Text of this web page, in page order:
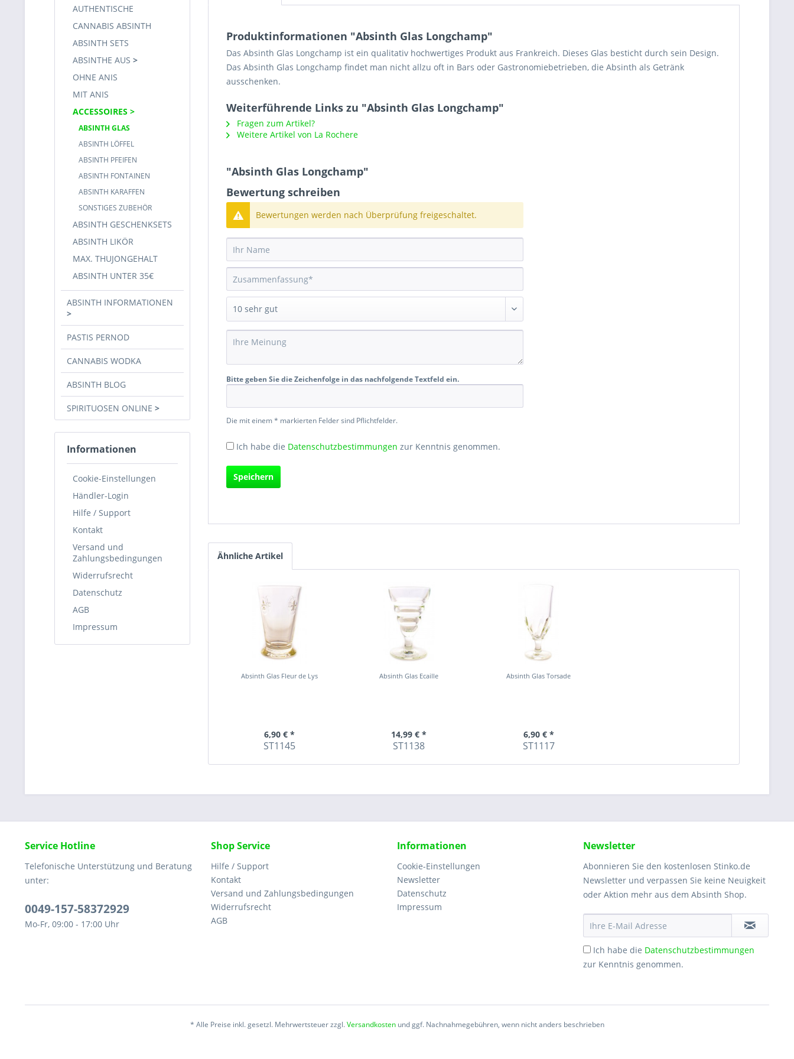
AUTHENTISCHE
CANNABIS ABSINTH
ABSINTH SETS
ABSINTHE AUS
OHNE ANIS
MIT ANIS
ACCESSOIRES
ABSINTH GLAS
ABSINTH LÖFFEL
ABSINTH PFEIFEN
ABSINTH FONTAINEN
ABSINTH KARAFFEN
SONSTIGES ZUBEHÖR
ABSINTH GESCHENKSETS
ABSINTH LIKÖR
MAX. THUJONGEHALT
ABSINTH UNTER 35€
ABSINTH INFORMATIONEN
PASTIS PERNOD
CANNABIS WODKA
ABSINTH BLOG
SPIRITUOSEN ONLINE
Informationen
Cookie-Einstellungen
Händler-Login
Hilfe / Support
Kontakt
Versand und
Zahlungsbedingungen
Widerrufsrecht
Datenschutz
AGB
Impressum
Produktinformationen "Absinth Glas Longchamp"
Das Absinth Glas Longchamp ist ein qualitativ hochwertiges Produkt aus Frankreich. Dieses Glas besticht durch sein Design.
Das Absinth Glas Longchamp findet man nicht allzu oft in Bars oder Gastronomiebetrieben, die Absinth als Getränk
ausschenken.
Weiterführende Links zu "Absinth Glas Longchamp"
Fragen zum Artikel?
Weitere Artikel von La Rochere
"Absinth Glas Longchamp"
Bewertung schreiben
Bewertungen werden nach Überprüfung freigeschaltet.
Bitte geben Sie die Zeichenfolge in das nachfolgende Textfeld ein.
Die mit einem * markierten Felder sind Pflichtfelder.
Ich habe die Datenschutzbestimmungen zur Kenntnis genommen.
Speichern
Ähnliche Artikel
Absinth Glas Fleur de Lys
6,90 € *
ST1145
Absinth Glas Ecaille
14,99 € *
ST1138
Absinth Glas Torsade
6,90 € *
ST1117
Service Hotline
Telefonische Unterstützung und Beratung
unter:
0049-157-58372929
Mo-Fr, 09:00 - 17:00 Uhr
Shop Service
Hilfe / Support
Kontakt
Versand und Zahlungsbedingungen
Widerrufsrecht
AGB
Informationen
Cookie-Einstellungen
Newsletter
Datenschutz
Impressum
Newsletter
Abonnieren Sie den kostenlosen Stinko.de
Newsletter und verpassen Sie keine Neuigkeit
oder Aktion mehr aus dem Absinth Shop.
Ich habe die Datenschutzbestimmungen
zur Kenntnis genommen.
* Alle Preise inkl. gesetzl. Mehrwertsteuer zzgl.Versandkostenund ggf. Nachnahmegebühren, wenn nicht anders beschrieben